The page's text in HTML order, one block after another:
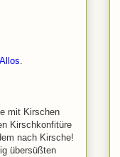
.
mit Kirschen
Kirschkonfitüre
nach Kirsche!
übersüßten